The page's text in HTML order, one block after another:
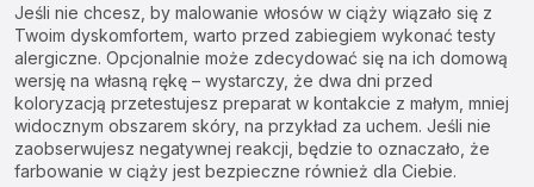
Jeśli nie chcesz, by malowanie włosów w ciąży wiązało się z
Twoim dyskomfortem, warto przed zabiegiem wykonać testy
alergiczne. Opcjonalnie może zdecydować się na ich domową
wersję na własną rękę – wystarczy, że dwa dni przed
koloryzacją przetestujesz preparat w kontakcie z małym, mniej
widocznym obszarem skóry, na przykład za uchem. Jeśli nie
zaobserwujesz negatywnej reakcji, będzie to oznaczało, że
farbowanie w ciąży jest bezpieczne również dla Ciebie.